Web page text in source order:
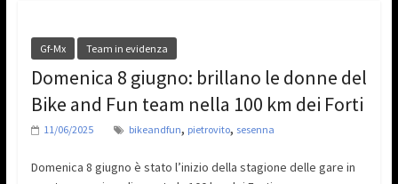
Gf-Mx Team in evidenza
Domenica 8 giugno: brillano le donne del
Bike and Fun team nella 100 km dei Forti
11/06/2025 bikeandfun, pietrovito, sesenna
Domenica 8 giugno è stato l’inizio della stagione delle gare in